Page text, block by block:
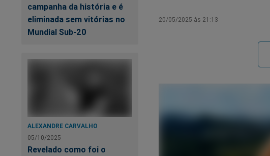
campanha da história e é
eliminada sem vitórias no
Mundial Sub-20
ALEXANDRE CARVALHO
05/10/2025
Revelado como foi o
20/05/2025 às 21:13